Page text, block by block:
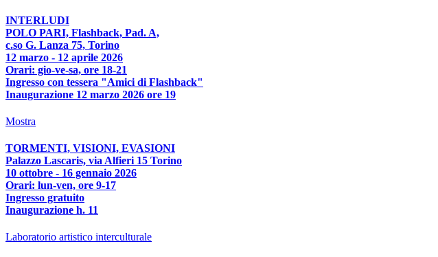
INTERLUDI
POLO PARI, Flashback, Pad. A,
c.so G. Lanza 75, Torino
12 marzo - 12 aprile 2026
Orari: gio-ve-sa, ore 18-21
Ingresso con tessera "Amici di Flashback"
Inaugurazione 12 marzo 2026 ore 19
Mostra
TORMENTI, VISIONI, EVASIONI
Palazzo Lascaris, via Alfieri 15 Torino
10 ottobre - 16 gennaio 2026
Orari: lun-ven, ore 9-17
Ingresso gratuito
Inaugurazione h. 11
Laboratorio artistico interculturale